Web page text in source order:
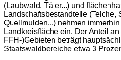
(Laubwald, Täler...) und
Landschaftsbestandteile (Teiche,
Quellmulden...) nehmen
Landkreisfläche ein. Der Anteil
FFH-)Gebieten beträgt
Staatswaldbereiche etwa 3